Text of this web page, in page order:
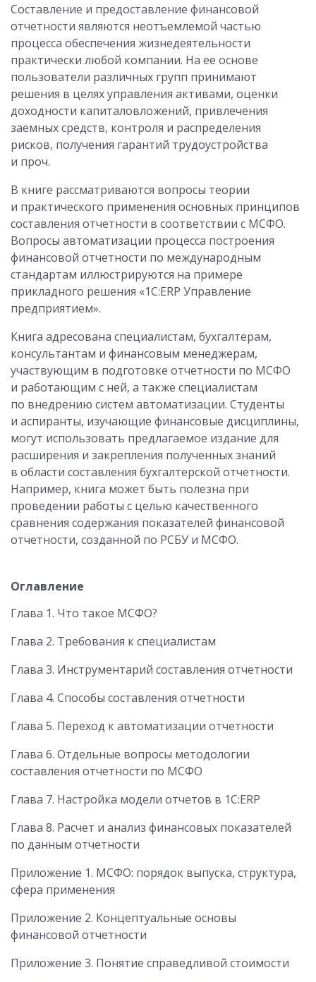
Составление и предоставление финансовой
отчетности являются неотъемлемой частью
процесса обеспечения жизнедеятельности
практически любой компании. На ее основе
пользователи различных групп принимают
решения в целях управления активами, оценки
доходности капиталовложений, привлечения
заемных средств, контроля и распределения
рисков, получения гарантий трудоустройства
и проч.
В книге рассматриваются вопросы теории
и практического применения основных принципов
составления отчетности в соответствии с МСФО.
Вопросы автоматизации процесса построения
финансовой отчетности по международным
стандартам иллюстрируются на примере
прикладного решения «1C:ERP Управление
предприятием».
Книга адресована специалистам, бухгалтерам,
консультантам и финансовым менеджерам,
участвующим в подготовке отчетности по МСФО
и работающим с ней, а также специалистам
по внедрению систем автоматизации. Студенты
и аспиранты, изучающие финансовые дисциплины,
могут использовать предлагаемое издание для
расширения и закрепления полученных знаний
в области составления бухгалтерской отчетности.
Например, книга может быть полезна при
проведении работы с целью качественного
сравнения содержания показателей финансовой
отчетности, созданной по РСБУ и МСФО.
Оглавление
Глава 1. Что такое МСФО?
Глава 2. Требования к специалистам
Глава 3. Инструментарий составления отчетности
Глава 4. Способы составления отчетности
Глава 5. Переход к автоматизации отчетности
Глава 6. Отдельные вопросы методологии
составления отчетности по МСФО
Глава 7. Настройка модели отчетов в 1С:ERP
Глава 8. Расчет и анализ финансовых показателей
по данным отчетности
Приложение 1. МСФО: порядок выпуска, структура,
сфера применения
Приложение 2. Концептуальные основы
финансовой отчетности
Приложение 3. Понятие справедливой стоимости